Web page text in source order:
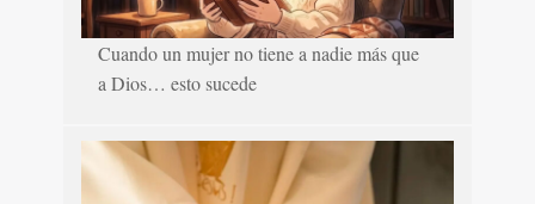
Cuando un mujer no tiene a nadie más que
a Dios… esto sucede